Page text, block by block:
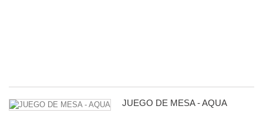
JUEGO DE MESA - AQUA